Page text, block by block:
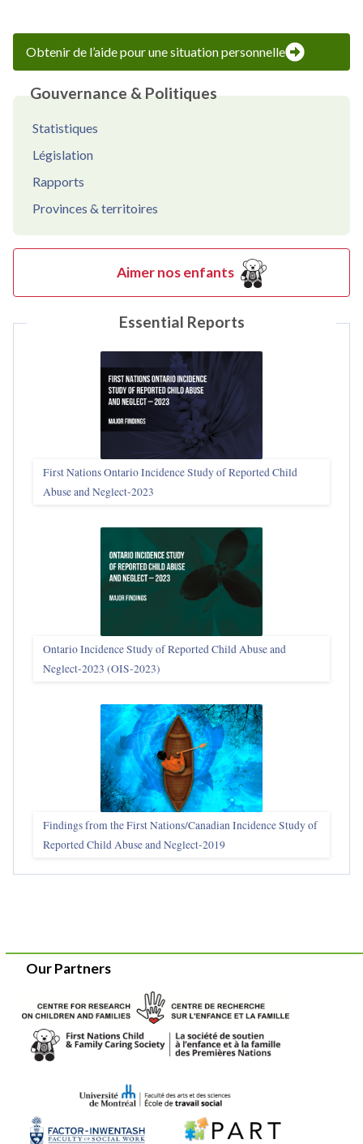
Obtenir de l’aide pour une situation personnelle
Gouvernance & Politiques
Statistiques
Législation
Rapports
Provinces & territoires
Aimer nos enfants
Essential Reports
First Nations Ontario Incidence Study of Reported Child
Abuse and Neglect‑2023
Ontario Incidence Study of Reported Child Abuse and
Neglect-2023 (OIS‑2023)
Findings from the First Nations/Canadian Incidence Study of
Reported Child Abuse and Neglect-2019
Our Partners